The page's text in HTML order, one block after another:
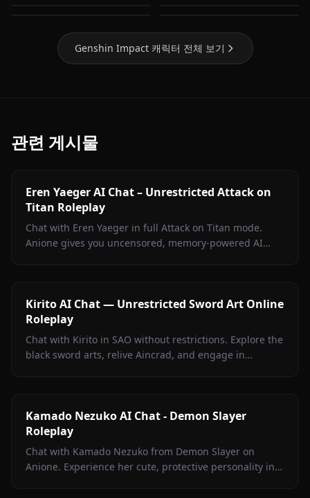
Genshin Impact 캐릭터 전체 보기
관련 게시물
Eren Yaeger AI Chat – Unrestricted Attack on
Titan Roleplay
Chat with Eren Yaeger in full Attack on Titan mode.
Anione gives you uncensored, memory-powered AI
Kirito AI Chat — Unrestricted Sword Art Online
Roleplay
Chat with Kirito in SAO without restrictions. Explore the
black sword arts, relive Aincrad, and engage in
Kamado Nezuko AI Chat - Demon Slayer
Roleplay
Chat with Kamado Nezuko from Demon Slayer on
Anione. Experience her cute, protective personality in